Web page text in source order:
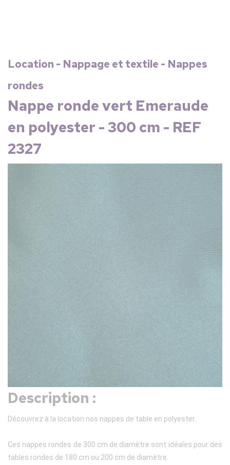
Location - Nappage et textile - Nappes
rondes
Nappe ronde vert Emeraude
en polyester - 300 cm - REF
2327
Description :
Découvrez à la location nos nappes de table en polyester.
Ces nappes rondes de 300 cm de diamètre sont idéales pour des
tables rondes de 180 cm ou 200 cm de diamètre.